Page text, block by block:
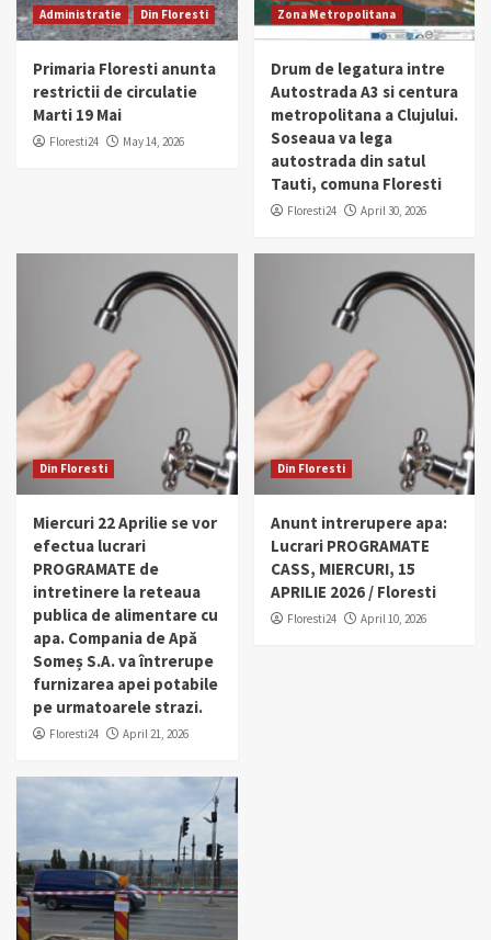
Administratie Din Floresti
Primaria Floresti anunta
restrictii de circulatie
Marti 19 Mai
Floresti24 May 14, 2026
Zona Metropolitana
Drum de legatura intre
Autostrada A3 si centura
metropolitana a Clujului.
Soseaua va lega
autostrada din satul
Tauti, comuna Floresti
Floresti24 April 30, 2026
Din Floresti
Miercuri 22 Aprilie se vor
efectua lucrari
PROGRAMATE de
intretinere la reteaua
publica de alimentare cu
apa. Compania de Apă
Someș S.A. va întrerupe
furnizarea apei potabile
pe urmatoarele strazi.
Floresti24 April 21, 2026
Din Floresti
Anunt intrerupere apa:
Lucrari PROGRAMATE
CASS, MIERCURI, 15
APRILIE 2026 / Floresti
Floresti24 April 10, 2026